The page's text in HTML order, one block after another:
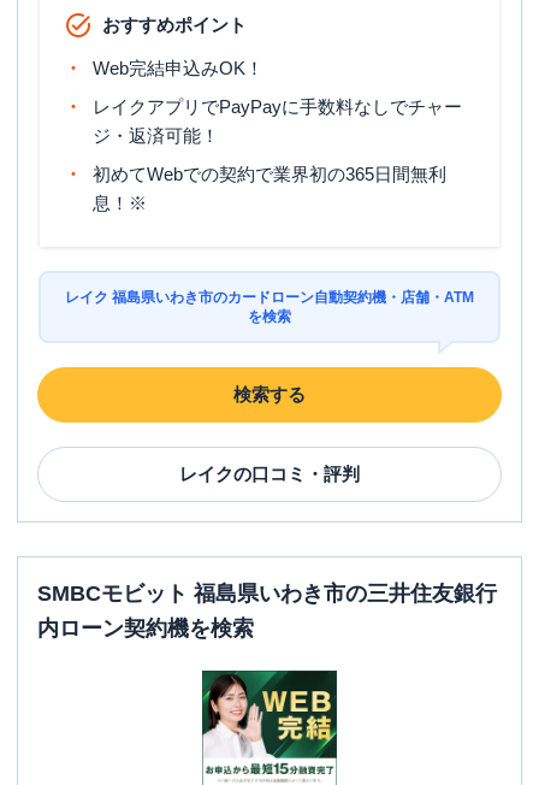
おすすめポイント
Web完結申込みOK！
レイクアプリでPayPayに手数料なしでチャー
ジ・返済可能！
初めてWebでの契約で業界初の365日間無利
息！※
レイク 福島県いわき市のカードローン自動契約機・店舗・ATM
を検索
検索する
レイクの口コミ・評判
SMBCモビット 福島県いわき市の三井住友銀行
内ローン契約機を検索